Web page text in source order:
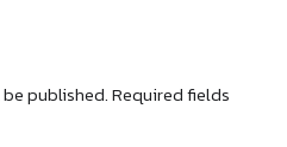
published. Required fields